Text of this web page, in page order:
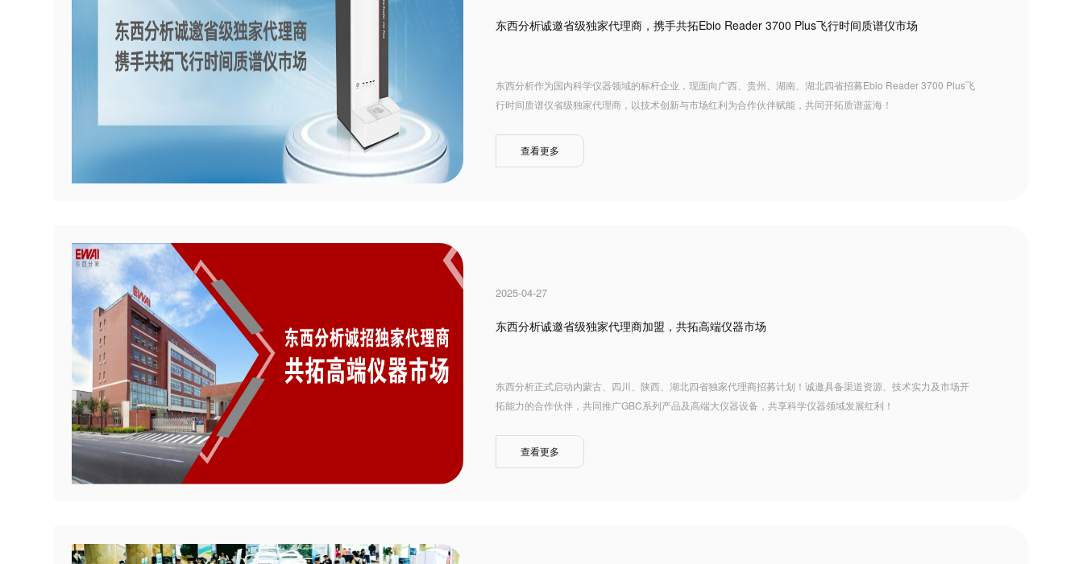
东西分析诚邀省级独家代理商，携手共拓Ebio Reader 3700 Plus飞行时间质谱仪市场
东西分析作为国内科学仪器领域的标杆企业，现面向广西、贵州、湖南、湖北四省招募Ebio Reader 3700 Plus飞
行时间质谱仪省级独家代理商，以技术创新与市场红利为合作伙伴赋能，共同开拓质谱蓝海！
查看更多
2025-04-27
东西分析诚邀省级独家代理商加盟，共拓高端仪器市场
东西分析正式启动内蒙古、四川、陕西、湖北四省独家代理商招募计划！诚邀具备渠道资源、技术实力及市场开
拓能力的合作伙伴，共同推广GBC系列产品及高端大仪器设备，共享科学仪器领域发展红利！
查看更多